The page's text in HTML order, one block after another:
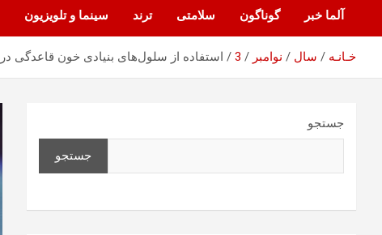
آلما خبر گوناگون سلامتی ترند سینما و تلویزیون
خـانـه سال نوامبر 3 استفاده از سلول‌های بنیادی خون قاعدگی در
جستجو
جستجو